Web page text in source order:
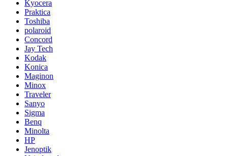
Kyocera
Praktica
Toshiba
polaroid
Concord
Jay Tech
Kodak
Konica
Maginon
Minox
Traveler
Sanyo
Sigma
Benq
Minolta
HP
Jenoptik